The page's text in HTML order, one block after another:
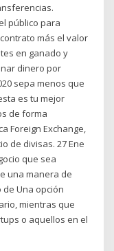
público para
más el valor
en ganado y
dinero por
sepa menos que
es tu mejor
de forma
Foreign Exchange,
de divisas. 27 Ene
que sea
una manera de
Una opción
mientras que
o aquellos en el